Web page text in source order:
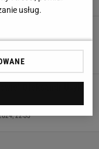
Polakom.
2024, 18:37
22:53
usług.